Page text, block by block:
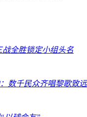
战全胜锁定小组头名
数千民众齐唱黎歌致